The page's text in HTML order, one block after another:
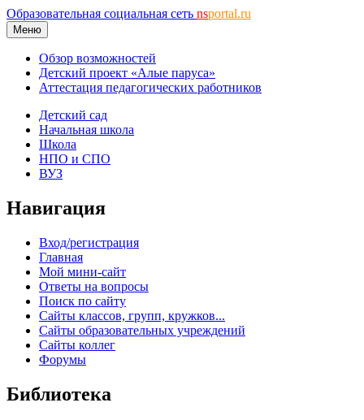
Образовательная социальная сеть nsportal.ru
Меню
Обзор возможностей
Детский проект «Алые паруса»
Аттестация педагогических работников
Детский сад
Начальная школа
Школа
НПО и СПО
ВУЗ
Навигация
Вход/регистрация
Главная
Мой мини-сайт
Ответы на вопросы
Поиск по сайту
Сайты классов, групп, кружков...
Сайты образовательных учреждений
Сайты коллег
Форумы
Библиотека